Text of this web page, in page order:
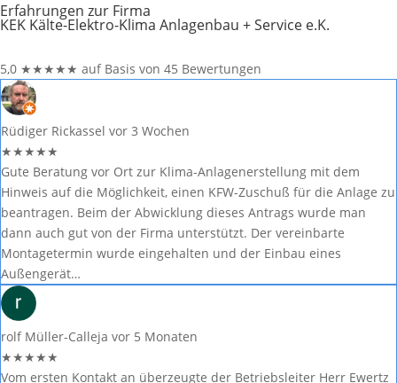
Erfahrungen zur Firma
KEK Kälte-Elektro-Klima Anlagenbau + Service e.K.
5,0 ★★★★★ auf Basis von 45 Bewertungen
Rüdiger Rickassel vor 3 Wochen
★★★★★
Gute Beratung vor Ort zur Klima-Anlagenerstellung mit dem
Hinweis auf die Möglichkeit, einen KFW-Zuschuß für die Anlage zu
beantragen. Beim der Abwicklung dieses Antrags wurde man
dann auch gut von der Firma unterstützt. Der vereinbarte
Montagetermin wurde eingehalten und der Einbau eines
Außengerät…
rolf Müller-Calleja vor 5 Monaten
★★★★★
Vom ersten Kontakt an überzeugte der Betriebsleiter Herr Ewertz